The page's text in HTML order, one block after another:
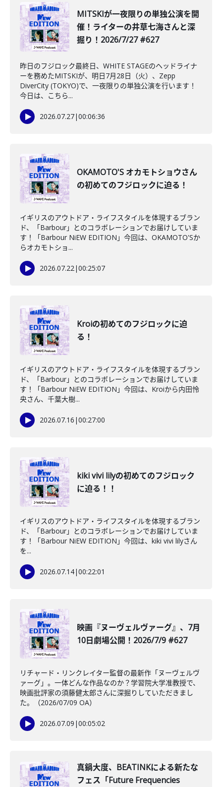
MITSKIが一夜限りの単独公演を開
催！ライターの井草七海さんと深
掘り！2026/7/27 #627
昨日のフジロック最終日、WHITE STAGEのヘッドライナ
ーを務めたMITSKIが、明日7月28日（火）、Zepp
DiverCity (TOKYO)で、一夜限りの単独公演を行います！
今日は、こちら...
2026.07.27|00:06:36
OKAMOTO'S オカモトショウさん
の初めてのフジロックに迫る！
イギリスのアウトドア・ライフスタイルを体現するブラン
ド、「Barbour」とのコラボレーションでお届けしていま
す！「Barbour NiEW EDITION」今回は、OKAMOTO'Sか
らオカモトショ...
2026.07.22|00:25:07
Kroiの初めてのフジロックに迫
る！
イギリスのアウトドア・ライフスタイルを体現するブラン
ド、「Barbour」とのコラボレーションでお届けしていま
す！「Barbour NiEW EDITION」今回は、Kroiから内田怜
央さん、千葉大樹...
2026.07.16 |00:27:00
kiki vivi lilyの初めてのフジロック
に迫る！！
イギリスのアウトドア・ライフスタイルを体現するブラン
ド、「Barbour」とのコラボレーションでお届けしていま
す！「Barbour NiEW EDITION」今回は、kiki vivi lilyさん
を...
2026.07.14|00:22:01
映画『ヌーヴェルヴァーグ』、7月
10日劇場公開！2026/7/9 #627
リチャード・リンクレイター監督の最新作「ヌーヴェルヴ
ァーグ」。一体どんな作品なのか？学習院大学准教授で、
映画批評家の須藤健太郎さんに深掘りしていただきまし
た。（2026/07/09 OA）
2026.07.09 |00:05:02
真鍋大度、BEATINKによる新たな
フェス「Future Frequencies